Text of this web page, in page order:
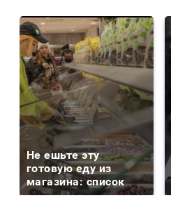
Не ешьте эту
готовую еду из
магазина: список